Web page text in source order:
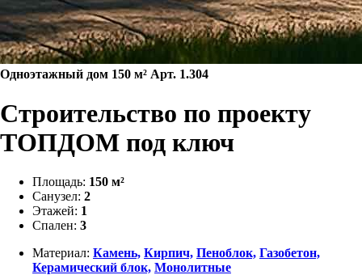
Одноэтажный дом 150 м² Арт. 1.304
Строительство по проекту
ТОПДОМ под ключ
Площадь: 150 м²
Санузел: 2
Этажей: 1
Спален: 3
Материал: Камень, Кирпич, Пеноблок, Газобетон,
Керамический блок, Монолитные